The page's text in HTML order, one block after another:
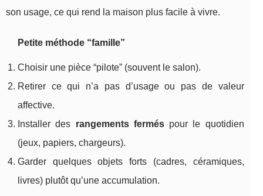
son usage, ce qui rend la maison plus facile à vivre.
Petite méthode “famille”
Choisir une pièce “pilote” (souvent le salon).
Retirer ce qui n’a pas d’usage ou pas de valeur
affective.
Installer des rangements ferméspour le quotidien
(jeux, papiers, chargeurs).
Garder quelques objets forts (cadres, céramiques,
livres) plutôt qu’une accumulation.